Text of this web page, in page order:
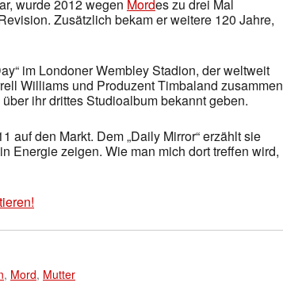
wurde 2012 wegen Mordes zu drei Mal
Zusätzlich bekam er weitere 120 Jahre,
im Londoner Wembley Stadion, der weltweit
Williams und Produzent Timbaland zusammen
ihr drittes Studioalbum bekannt geben.
auf den Markt. Dem „Daily Mirror“ erzählt sie
Energie zeigen. Wie man mich dort treffen wird,
, Mord, Mutter